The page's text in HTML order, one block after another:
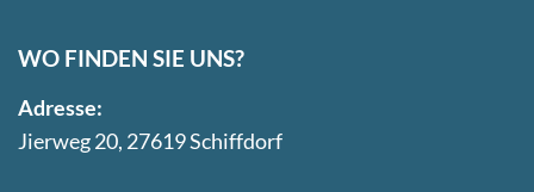
WO FINDEN SIE UNS?
Adresse:
Jierweg 20, 27619 Schiffdorf